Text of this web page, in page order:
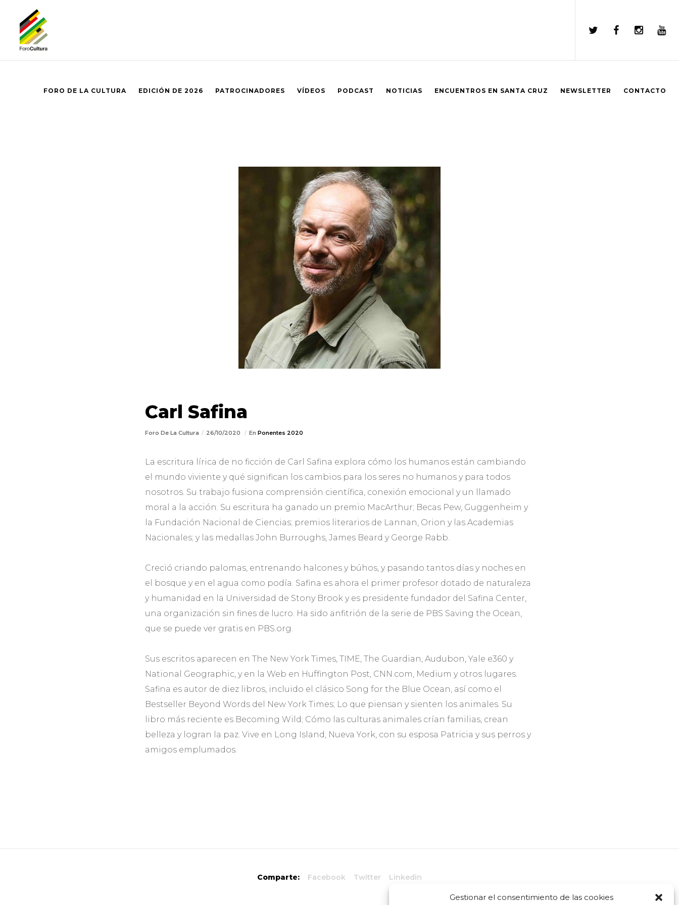
Gestionar el consentimiento de las cookies
FORO DE LA CULTURA EDICIÓN DE 2026 PATROCINADORES VÍDEOS PODCAST NOTICIAS ENCUENTROS EN SANTA CRUZ NEWSLETTER CONTACTO
Carl Safina
Foro De La Cultura 26/10/2020 En Ponentes 2020
La escritura lírica de no ficción de Carl Safina explora cómo los humanos están cambiando
el mundo viviente y qué significan los cambios para los seres no humanos y para todos
nosotros. Su trabajo fusiona comprensión científica, conexión emocional y un llamado
moral a la acción. Su escritura ha ganado un premio MacArthur; Becas Pew, Guggenheim y
la Fundación Nacional de Ciencias; premios literarios de Lannan, Orion y las Academias
Nacionales; y las medallas John Burroughs, James Beard y George Rabb.
Creció criando palomas, entrenando halcones y búhos, y pasando tantos días y noches en
el bosque y en el agua como podía. Safina es ahora el primer profesor dotado de naturaleza
y humanidad en la Universidad de Stony Brook y es presidente fundador del Safina Center,
una organización sin fines de lucro. Ha sido anfitrión de la serie de PBS Saving the Ocean,
que se puede ver gratis en PBS.org.
Sus escritos aparecen en The New York Times, TIME, The Guardian, Audubon, Yale e360 y
National Geographic, y en la Web en Huffington Post, CNN.com, Medium y otros lugares.
Safina es autor de diez libros, incluido el clásico Song for the Blue Ocean, así como el
Bestseller Beyond Words del New York Times; Lo que piensan y sienten los animales. Su
libro más reciente es Becoming Wild; Cómo las culturas animales crían familias, crean
belleza y logran la paz. Vive en Long Island, Nueva York, con su esposa Patricia y sus perros y
amigos emplumados.
Comparte: Facebook Twitter Linkedin